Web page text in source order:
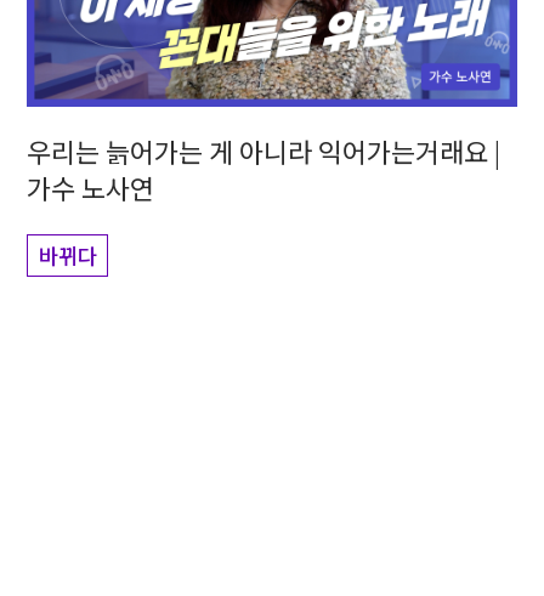
우리는 늙어가는 게 아니라 익어가는거래요 |
가수 노사연
바뀌다